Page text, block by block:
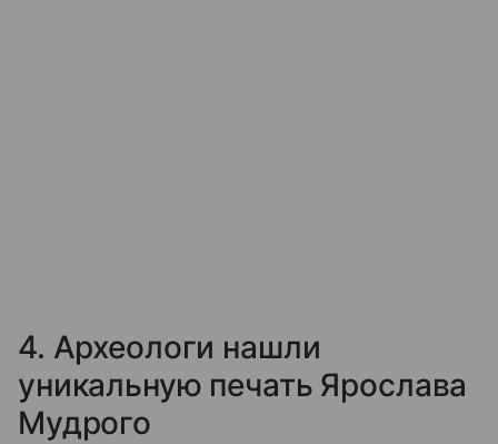
4. Археологи нашли
уникальную печать Ярослава
Мудрого